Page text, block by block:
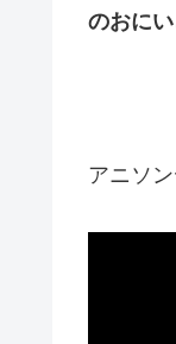
のおに
アニソ